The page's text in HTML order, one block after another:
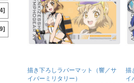
描き下ろしラバーマット（響／サ
イバーミリタリー）
描
イ